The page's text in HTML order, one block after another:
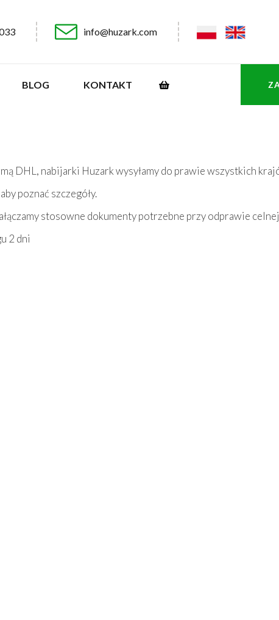
info@huzark.com
BLOG KONTAKT
DHL, nabijarki Huzark wysyłamy do prawie wszystkich
poznać szczegóły.
stosowne dokumenty potrzebne przy odprawie
2 dni